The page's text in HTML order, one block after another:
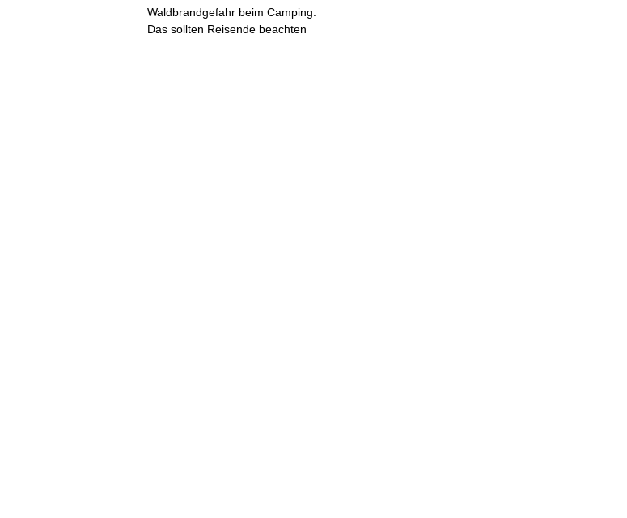
Waldbrandgefahr beim Camping:
Das sollten Reisende beachten